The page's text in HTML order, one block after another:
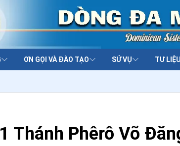
ƠN GỌI VÀ ĐÀO TẠO SỨ VỤ TƯ LIỆU
Thánh Phêrô Võ